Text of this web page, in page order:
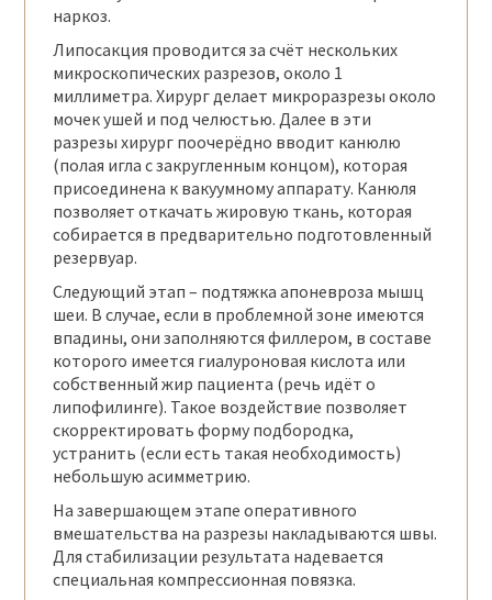
наркоз.
Липосакция проводится за счёт нескольких
микроскопических разрезов, около 1
миллиметра. Хирург делает микроразрезы около
мочек ушей и под челюстью. Далее в эти
разрезы хирург поочерёдно вводит канюлю
(полая игла с закругленным концом), которая
присоединена к вакуумному аппарату. Канюля
позволяет откачать жировую ткань, которая
собирается в предварительно подготовленный
резервуар.
Следующий этап – подтяжка апоневроза мышц
шеи. В случае, если в проблемной зоне имеются
впадины, они заполняются филлером, в составе
которого имеется гиалуроновая кислота или
собственный жир пациента (речь идёт о
липофилинге). Такое воздействие позволяет
скорректировать форму подбородка,
устранить (если есть такая необходимость)
небольшую асимметрию.
На завершающем этапе оперативного
вмешательства на разрезы накладываются швы.
Для стабилизации результата надевается
специальная компрессионная повязка.